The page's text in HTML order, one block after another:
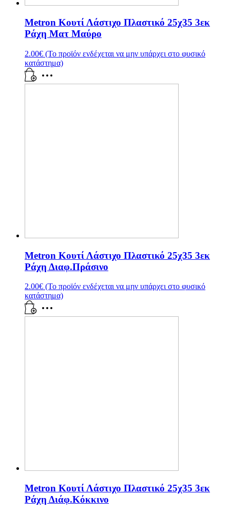
Metron Κουτί Λάστιχο Πλαστικό 25χ35 3εκ
Ράχη Ματ Μαύρο
2.00€ (Το προϊόν ενδέχεται να μην υπάρχει στο φυσικό
κατάστημα)
Metron Κουτί Λάστιχο Πλαστικό 25χ35 3εκ
Ράχη Διαφ.Πράσινο
2.00€ (Το προϊόν ενδέχεται να μην υπάρχει στο φυσικό
κατάστημα)
Metron Κουτί Λάστιχο Πλαστικό 25χ35 3εκ
Ράχη Διάφ.Κόκκινο